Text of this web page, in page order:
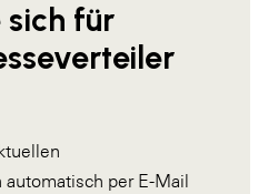
sich für
per E-Mail